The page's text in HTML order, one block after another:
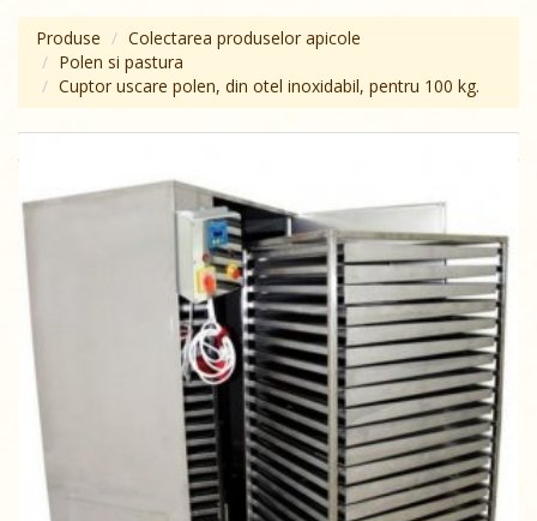
Produse
Colectarea produselor apicole
Polen si pastura
Cuptor uscare polen, din otel inoxidabil, pentru 100 kg.